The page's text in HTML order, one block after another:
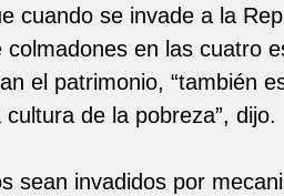
cuando se invade a la
colmadones en las cuatro
el patrimonio, “también
de la pobreza”, dijo.
sean invadidos por